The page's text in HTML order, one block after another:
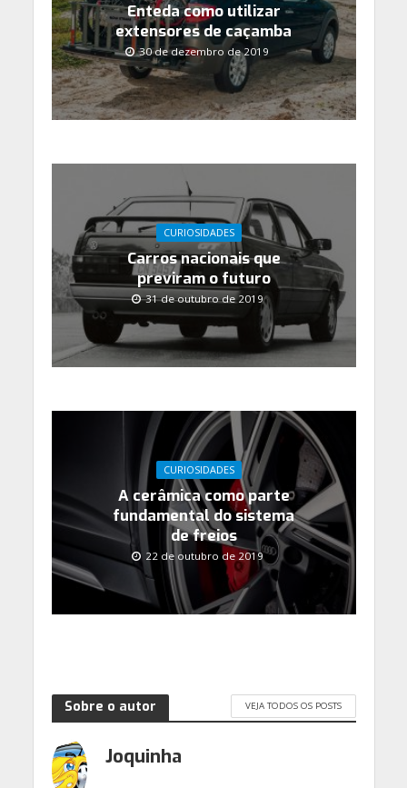
Enteda como utilizar
extensores de caçamba
30 de dezembro de 2019
CURIOSIDADES
Carros nacionais que
previram o futuro
31 de outubro de 2019
CURIOSIDADES
A cerâmica como parte
fundamental do sistema
de freios
22 de outubro de 2019
Sobre o autor VEJA TODOS OS POSTS
Joquinha